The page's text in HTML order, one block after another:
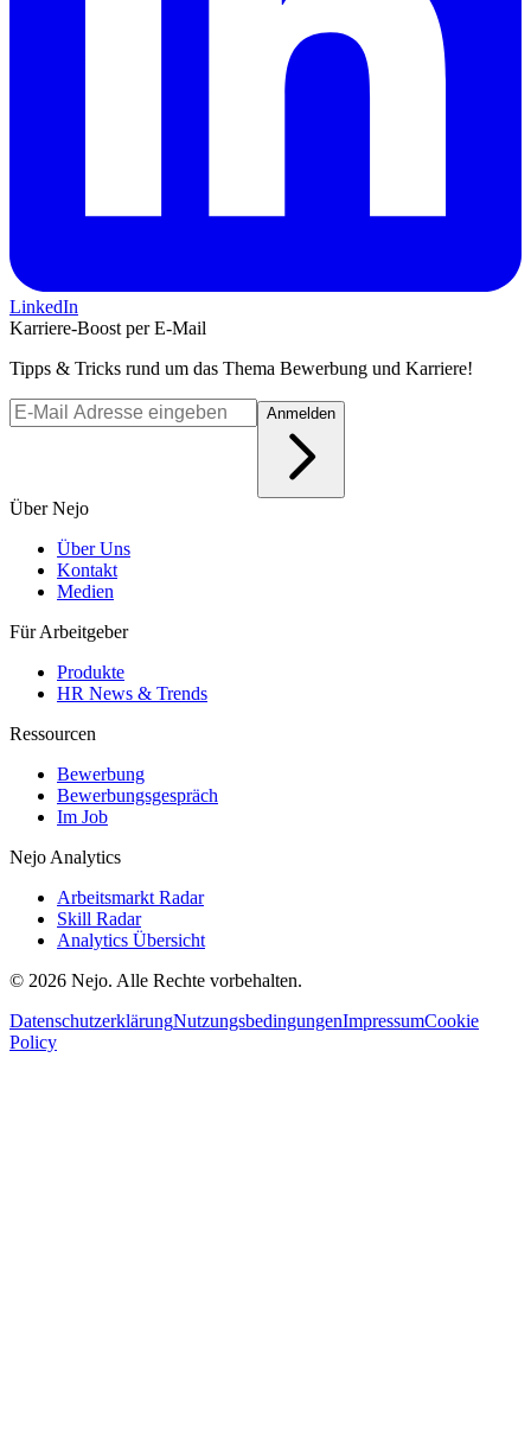
LinkedIn
Karriere-Boost per E-Mail
Tipps & Tricks rund um das Thema Bewerbung und Karriere!
Anmelden
Über Nejo
Über Uns
Kontakt
Medien
Für Arbeitgeber
Produkte
HR News & Trends
Ressourcen
Bewerbung
Bewerbungsgespräch
Im Job
Nejo Analytics
Arbeitsmarkt Radar
Skill Radar
Analytics Übersicht
© 2026 Nejo. Alle Rechte vorbehalten.
DatenschutzerklärungNutzungsbedingungenImpressumCookie
Policy